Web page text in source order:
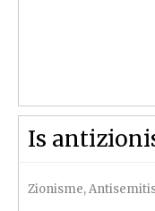
Is
Zionisme,